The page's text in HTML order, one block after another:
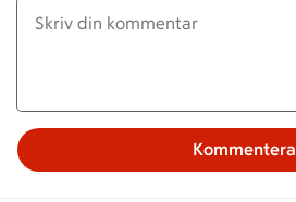
Kommentera